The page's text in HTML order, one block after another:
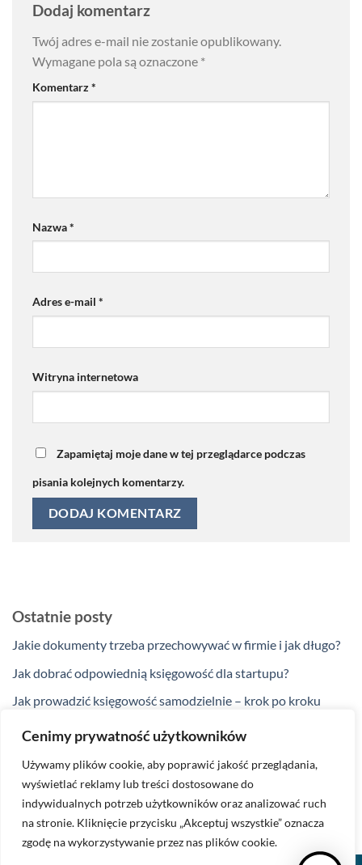
Cenimy prywatność użytkowników
Używamy plików cookie, aby poprawić jakość przeglądania,
wyświetlać reklamy lub treści dostosowane do
indywidualnych potrzeb użytkowników oraz analizować ruch
na stronie. Kliknięcie przycisku „Akceptuj wszystkie” oznacza
zgodę na wykorzystywanie przez nas plików cookie.
Dodaj komentarz
Twój adres e-mail nie zostanie opublikowany.
Wymagane pola są oznaczone *
Komentarz*
Nazwa*
Adres e-mail *
Witryna internetowa
Zapamiętaj moje dane w tej przeglądarce podczas
pisania kolejnych komentarzy.
Ostatnie posty
Jakie dokumenty trzeba przechowywać w firmie i jak długo?
Jak dobrać odpowiednią księgowość dla startupu?
Jak prowadzić księgowość samodzielnie – krok po kroku
Jakie ulgi podatkowe przysługują przedsiębiorcom w 2025
Kiedy zakup na firmę nie jest kosztem podatkowym?